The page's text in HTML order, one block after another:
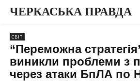
ЧЕРКАСЬКА ПРАВДА
СВІТ
“Переможна
виникли проблеми з
через атаки БпЛА по